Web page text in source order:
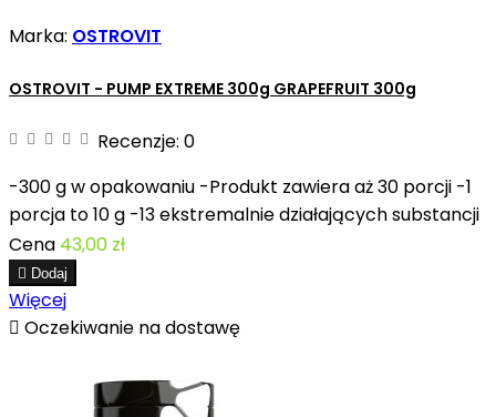
Marka: OSTROVIT
OSTROVIT - PUMP EXTREME 300g GRAPEFRUIT 300g
Recenzje: 0
-300 g w opakowaniu -Produkt zawiera aż 30 porcji -1
porcja to 10 g -13 ekstremalnie działających substancji
Cena 43,00 zł
 Dodaj
Więcej
 Oczekiwanie na dostawę